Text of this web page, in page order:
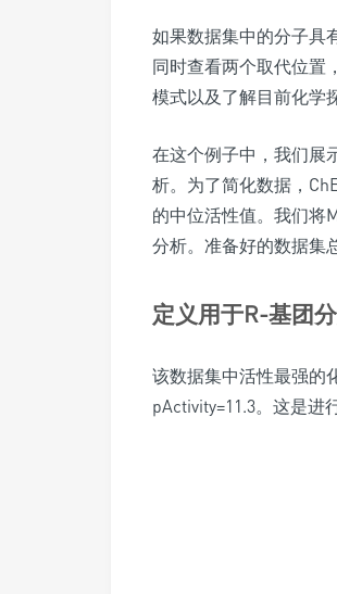
如果数据集中的分子具
同时查看两个取代位置
模式以及了解目前化学
在这个例子中，我们展
析。为了简化数据，
的中位活性值。我们将
分析。准备好的数据集
定义用于R-基团
该数据集中活性最强的
pActivity=11.3。这是进